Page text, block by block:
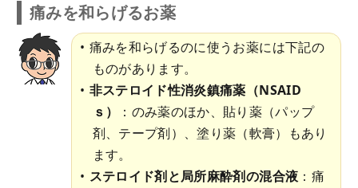
痛みを和らげるお薬
痛みを和らげるのに使うお薬には下記の
ものがあります。
非ステロイド性消炎鎮痛薬（NSAID
ｓ）
：のみ薬のほか、貼り薬（パップ
剤、テープ剤）、塗り薬（軟膏）もあり
ます。
ステロイド剤と局所麻酔剤の混合液 ：痛